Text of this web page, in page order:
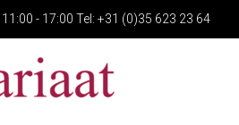
11:00 - 17:00 Tel: +31 (0)35 623 23 64